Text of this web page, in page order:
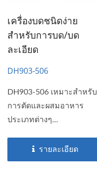
เครื่องบดชนิดง่าย
สำหรับการบด/บด
ละเอียด
DH903-506
DH903-506 เหมาะสำหรับ
การตัดและผสมอาหาร
ประเภทต่างๆ...
รายละเอียด